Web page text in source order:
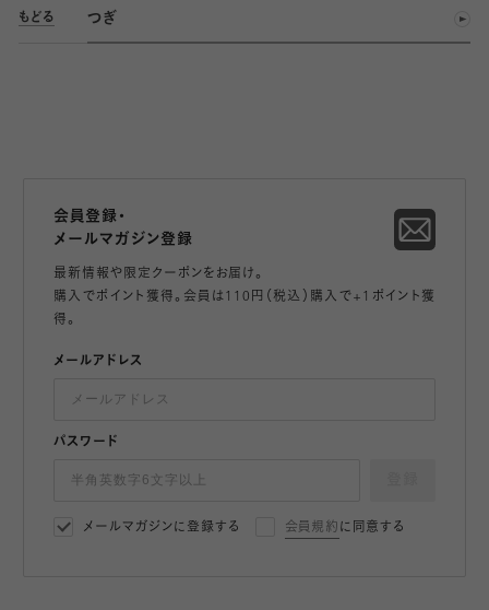
もどる つぎ
会員登録・
メールマガジン登録
最新情報や限定クーポンをお届け。
購入でポイント獲得。会員は110円（税込）購入で+1ポイント獲
得。
メールアドレス
パスワード
メールマガジンに登録する 会員規約 に同意する